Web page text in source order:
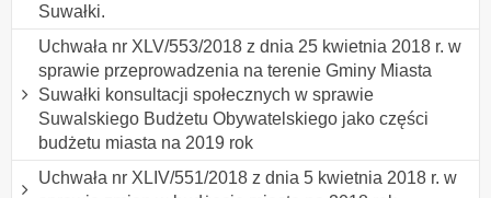
Suwałki.
Uchwała nr XLV/553/2018 z dnia 25 kwietnia 2018 r. w
sprawie przeprowadzenia na terenie Gminy Miasta
Suwałki konsultacji społecznych w sprawie
Suwalskiego Budżetu Obywatelskiego jako części
budżetu miasta na 2019 rok
Uchwała nr XLIV/551/2018 z dnia 5 kwietnia 2018 r. w